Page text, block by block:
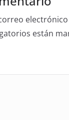
están